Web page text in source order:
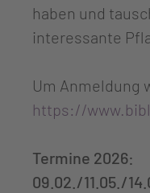
haben und
interessante
Um Anmeldung
https://
Termine 2026:
09.02./11.05./